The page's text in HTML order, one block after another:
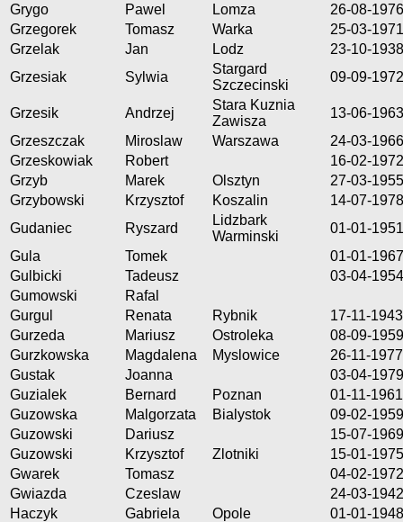
Grygo
Pawel Lomza
26-08-1976
Grzegorek
Tomasz Warka
25-03-1971
Grzelak
Jan Lodz
23-10-1938
Grzesiak
Sylwia
Stargard
Szczecinski
09-09-1972
Grzesik Andrzej
Stara Kuznia
Zawisza
13-06-1963
Grzeszczak
Miroslaw Warszawa
24-03-1966
Grzeskowiak
Robert
16-02-1972
Grzyb
Marek Olsztyn
27-03-1955
Grzybowski
Krzysztof Koszalin
14-07-1978
Gudaniec
Ryszard
Lidzbark
Warminski
01-01-1951
Gula
Tomek
01-01-1967
Gulbicki
Tadeusz
03-04-1954
Gumowski
Rafal
Gurgul
Renata Rybnik
17-11-1943
Gurzeda
Mariusz Ostroleka
08-09-1959
Gurzkowska
Magdalena Myslowice
26-11-1977
Gustak
Joanna
03-04-1979
Guzialek
Bernard Poznan
01-11-1961
Guzowska
Malgorzata Bialystok
09-02-1959
Guzowski
Dariusz
15-07-1969
Guzowski
Krzysztof Zlotniki
15-01-1975
Gwarek
Tomasz
04-02-1972
Gwiazda
Czeslaw
24-03-1942
Haczyk
Gabriela Opole
01-01-1948